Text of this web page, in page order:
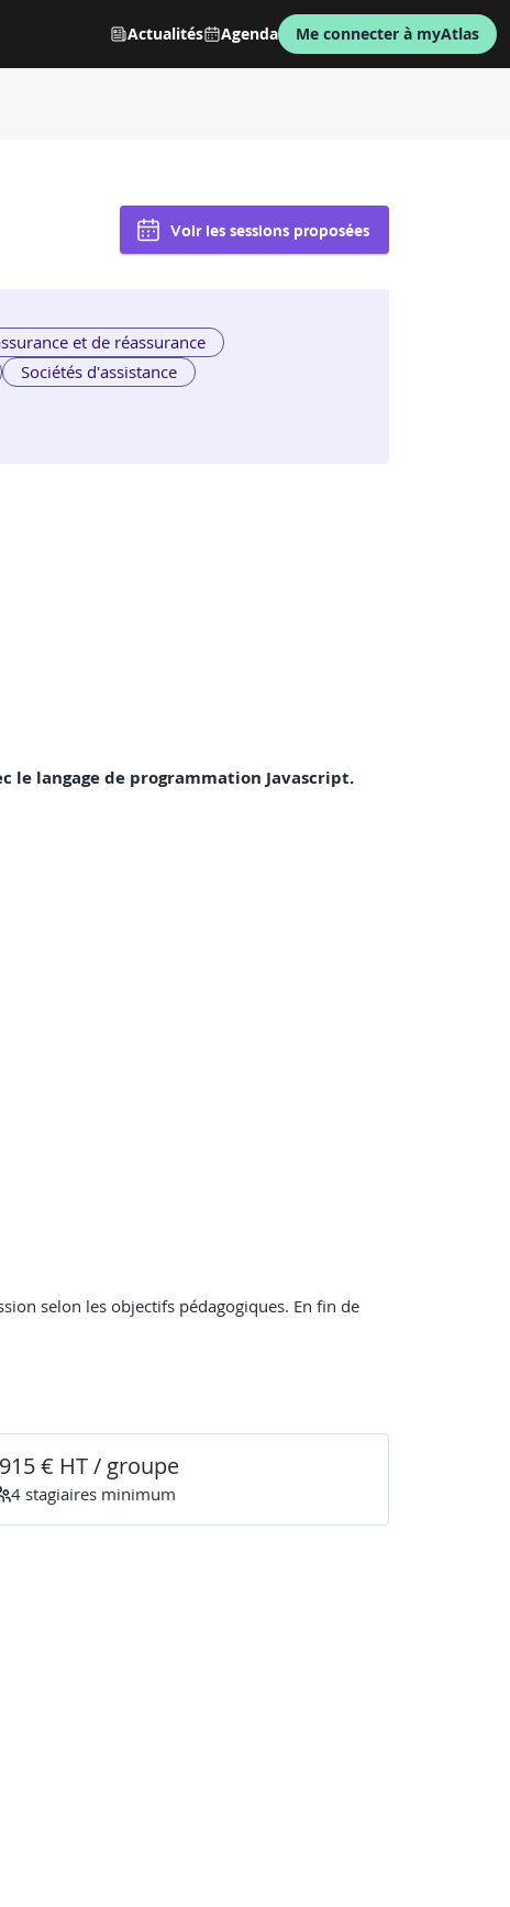
Actualités Agenda Me connecter à myAtlas
Voir les sessions proposées
et de réassurance
Sociétés d'assistance
le langage de programmation Javascript.
selon les objectifs pédagogiques. En fin de
€ HT / groupe
4 stagiaires minimum